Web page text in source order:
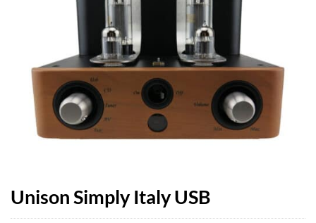
Unison Simply Italy USB